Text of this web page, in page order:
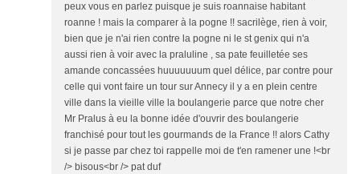
peux vous en parlez puisque je suis roannaise habitant
roanne ! mais la comparer à la pogne !! sacrilège, rien à voir,
bien que je n'ai rien contre la pogne ni le st genix qui n'a
aussi rien à voir avec la praluline , sa pate feuilletée ses
amande concassées huuuuuuum quel délice, par contre pour
celle qui vont faire un tour sur Annecy il y a en plein centre
ville dans la vieille ville la boulangerie parce que notre cher
Mr Pralus à eu la bonne idée d'ouvrir des boulangerie
franchisé pour tout les gourmands de la France !! alors Cathy
si je passe par chez toi rappelle moi de t'en ramener une !<br
/> bisous<br /> pat duf